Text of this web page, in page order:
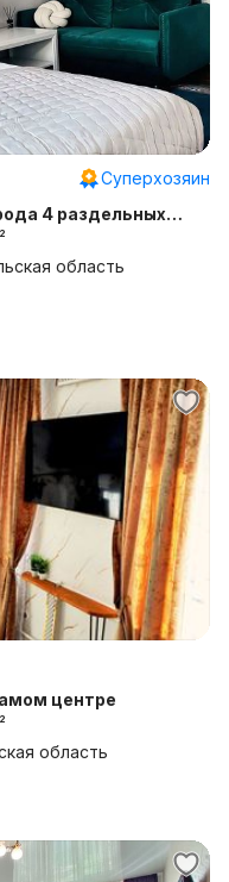
Суперхозяин
область
центре
область